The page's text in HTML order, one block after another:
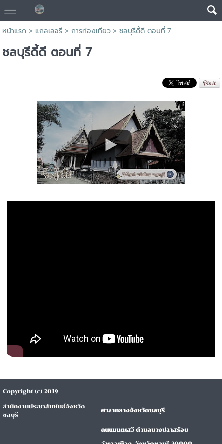
หน้าแรก > แกลเลอรี> การท่องเทียว> ชลบุรีดี้ดี ตอนที่ 7
ชลบุรีดี้ดี ตอนที่ 7
Copyright (c) 2019
สำนักงานประชาสัมพันธ์จังหวัด
ชลบุรี
ศาลากลางจังหวัดชลบุรี
ถนนมนตเสวี ตำบลบางปลาสร้อย